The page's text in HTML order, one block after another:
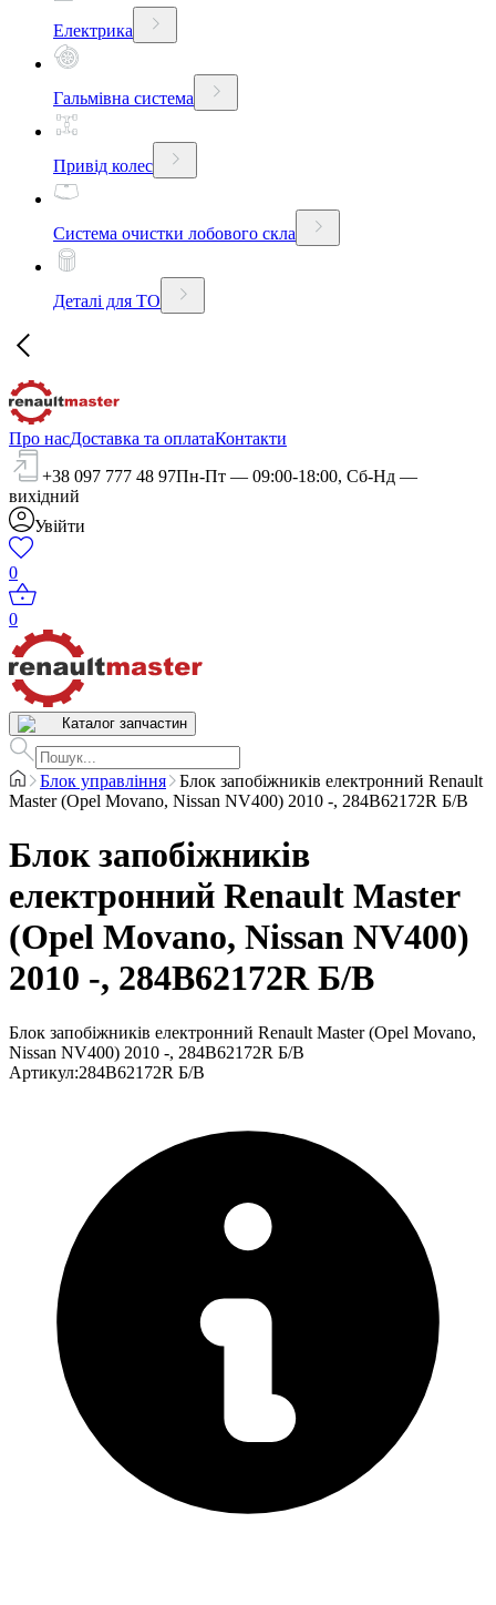
Електрика
Гальмівна система
Привід колес
Система очистки лобового скла
Деталі для ТО
Про насДоставка та оплатаКонтакти
+38 097 777 48 97Пн-Пт — 09:00-18:00, Сб-Нд —
вихідний
Увійти
0
0
Каталог запчастин
Блок управління
Блок запобіжників електронний Renault
Master (Opel Movano, Nissan NV400) 2010 -, 284B62172R Б/В
Блок запобіжників
електронний Renault Master
(Opel Movano, Nissan NV400)
2010 -, 284B62172R Б/В
Блок запобіжників електронний Renault Master (Opel Movano,
Nissan NV400) 2010 -, 284B62172R Б/В
Артикул:284B62172R Б/В